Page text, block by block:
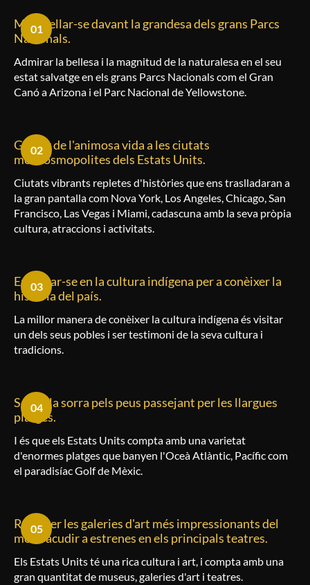
Meravellar-se davant la grandesa dels grans Parcs
Nacionals.
01
Admirar la bellesa i la magnitud de la naturalesa en el seu
estat salvatge en els grans Parcs Nacionals com el Gran
Canó a Arizona i el Parc Nacional de Yellowstone.
Gaudir de l'animosa vida a les ciutats
més cosmopolites dels Estats Units.
02
Ciutats vibrants repletes d'històries que ens traslladaran a
la gran pantalla com Nova York, Los Angeles, Chicago, San
Francisco, Las Vegas i Miami, cadascuna amb la seva pròpia
cultura, atraccions i activitats.
Endinsar-se en la cultura indígena per a conèixer la
història del país.
03
La millor manera de conèixer la cultura indígena és visitar
un dels seus pobles i ser testimoni de la seva cultura i
tradicions.
Sentir la sorra pels peus passejant per les llargues
platges.
04
I és que els Estats Units compta amb una varietat
d'enormes platges que banyen l'Oceà Atlàntic, Pacífic com
el paradisíac Golf de Mèxic.
Recórrer les galeries d'art més impressionants del
món i acudir a estrenes en els principals teatres.
05
Els Estats Units té una rica cultura i art, i compta amb una
gran quantitat de museus, galeries d'art i teatres.